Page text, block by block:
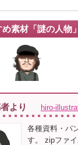
素材「謎の人物」
より hiro-
各種資料・パ
す。 zipファ